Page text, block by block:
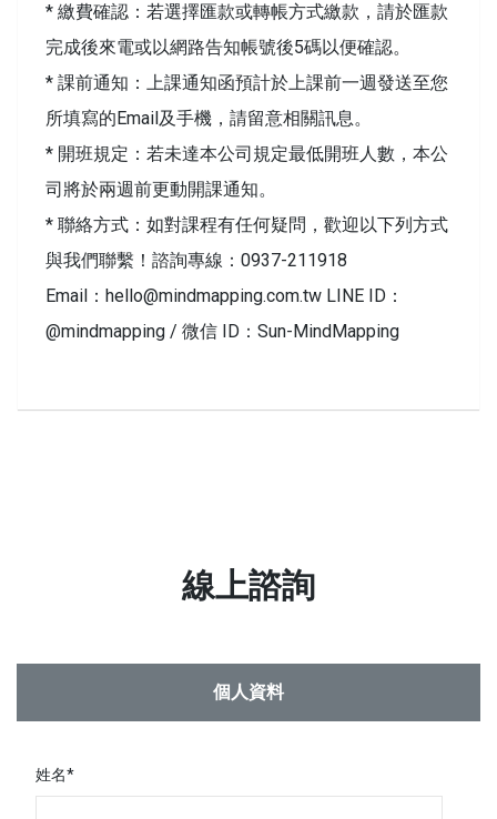
* 繳費確認：若選擇匯款或轉帳方式繳款，請於匯款
完成後來電或以網路告知帳號後5碼以便確認。
* 課前通知：上課通知函預計於上課前一週發送至您
所填寫的Email及手機，請留意相關訊息。
* 開班規定：若未達本公司規定最低開班人數，本公
司將於兩週前更動開課通知。
* 聯絡方式：如對課程有任何疑問，歡迎以下列方式
與我們聯繫！ 諮詢專線：0937-211918
Email： hello@mindmapping.com.tw LINE ID：
@mindmapping / 微信 ID：Sun-MindMapping
線上諮詢
個人資料
姓名*